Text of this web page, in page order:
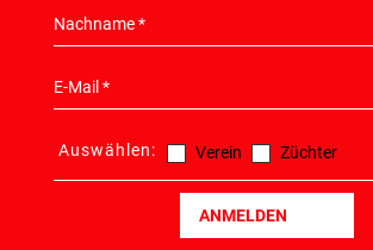
Auswählen: Verein Züchter
ANMELDEN